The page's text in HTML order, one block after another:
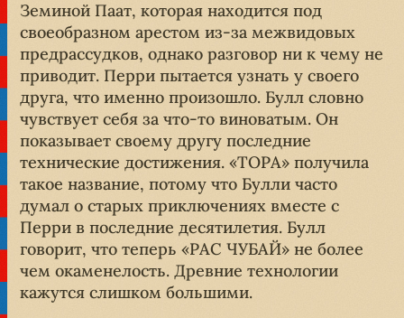
Земиной Паат, которая находится под
своеобразном арестом из-за межвидовых
предрассудков, однако разговор ни к чему не
приводит. Перри пытается узнать у своего
друга, что именно произошло. Булл словно
чувствует себя за что-то виноватым. Он
показывает своему другу последние
технические достижения. «ТОРА» получила
такое название, потому что Булли часто
думал о старых приключениях вместе с
Перри в последние десятилетия. Булл
говорит, что теперь «РАС ЧУБАЙ» не более
чем окаменелость. Древние технологии
кажутся слишком большими.